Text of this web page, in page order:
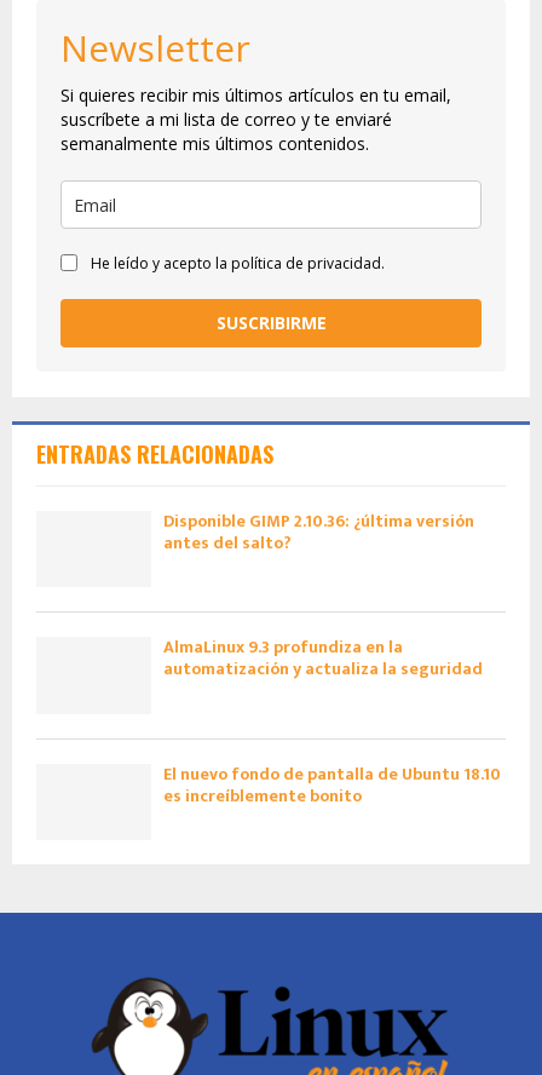
Newsletter
Si quieres recibir mis últimos artículos en tu email,
suscríbete a mi lista de correo y te enviaré
semanalmente mis últimos contenidos.
He leído y acepto la política de privacidad.
SUSCRIBIRME
ENTRADAS RELACIONADAS
Disponible GIMP 2.10.36: ¿última versión
antes del salto?
AlmaLinux 9.3 profundiza en la
automatización y actualiza la seguridad
El nuevo fondo de pantalla de Ubuntu 18.10
es increíblemente bonito